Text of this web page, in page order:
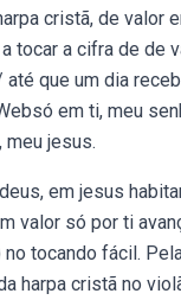
cristã, de valor
tocar a cifra de de
até que um dia
em ti, meu
meu jesus.
em jesus
valor só por ti
no tocando fácil.
harpa cristã no